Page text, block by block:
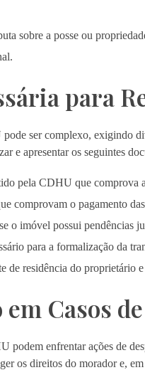
sobre a posse ou
para
ser complexo, exigindo
e apresentar os seguintes
pela CDHU que comprova
comprovam o pagamento
o imóvel possui pendências
para a formalização da
de residência do proprietário
Casos
podem enfrentar ações de
os direitos do morador e,